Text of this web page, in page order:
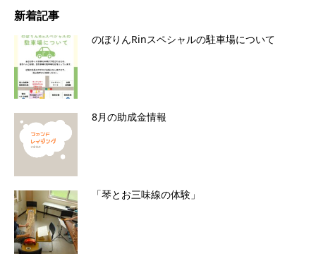
新着記事
のぼりんRinスペシャルの駐車場について
8月の助成金情報
「琴とお三味線の体験」